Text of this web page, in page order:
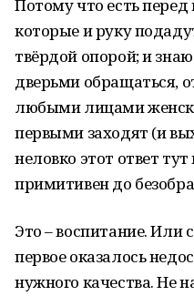
Потому что есть
которые и руку
твёрдой опорой; и
дверьми обращаться,
любыми лицами
первыми заходят (и
неловко этот ответ
примитивен до
Это – воспитание. Или
первое оказалось
нужного качества. Не